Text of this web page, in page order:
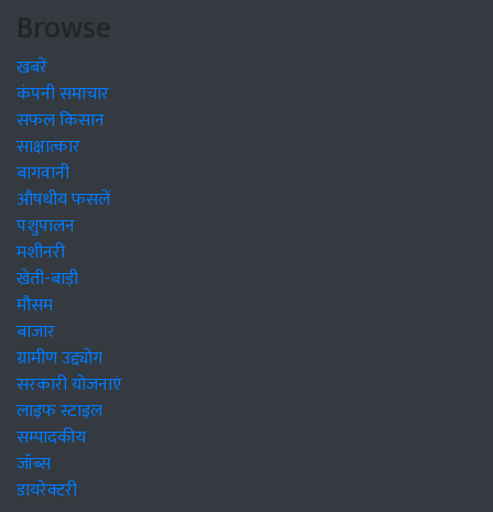
Browse
खबरें
कंपनी समाचार
सफल किसान
साक्षात्कार
बागवानी
औषधीय फसलें
पशुपालन
मशीनरी
खेती-बाड़ी
मौसम
बाजार
ग्रामीण उद्द्योग
सरकारी योजनाएं
लाइफ स्टाइल
सम्पादकीय
जॉब्स
डायरेक्टरी